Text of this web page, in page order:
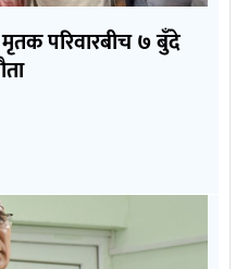
परिवारबीच ७ बुँदे